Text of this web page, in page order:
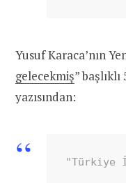
Yusuf Karaca’nın
gelecekmiş”
yazısından:
"Türkiye